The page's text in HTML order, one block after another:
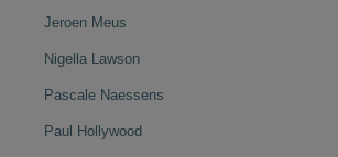
Jeroen Meus
Nigella Lawson
Pascale Naessens
Paul Hollywood